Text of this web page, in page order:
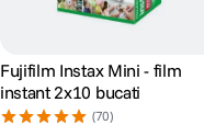
Fujifilm Instax Mini - film
instant 2x10 bucati
(70)